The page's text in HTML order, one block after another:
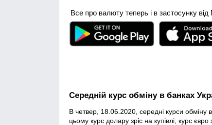
Все про валюту теперь і в застосунку від
Середній курс обміну в банках
В четвер, 18.06.2020, середні курси обміну
цьому курс долару зріс на купівлі; курс